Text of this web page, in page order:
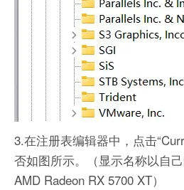
3.在注册表编辑器中，点击
否如图所示。（显示名称以自
AMD Radeon RX 5700 XT）